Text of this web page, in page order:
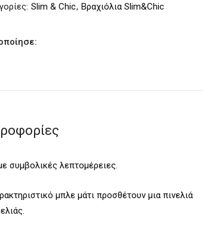
Slim & Chic, Βραχιόλια Slim&Chic
συμβολικές λεπτομέρειες.
μπλε μάτι προσθέτουν μια πινελιά